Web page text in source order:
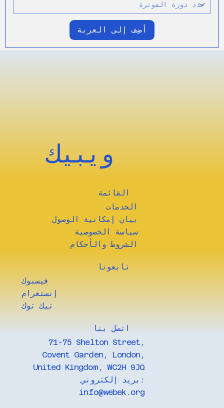
أضِف إلى العربة
تابعونا
تيك توك
إنستغرام
فيسبوك
​اتصل بنا
71-75 Shelton Street,
Covent Garden, London,
United Kingdom, WC2H 9JQ
بريد إلكتروني:
info@webek.org
القائمة
الخدمات
سياسة الخصوصية
الشروط والأحكام
بيان إمكانية الوصول
ويبيك